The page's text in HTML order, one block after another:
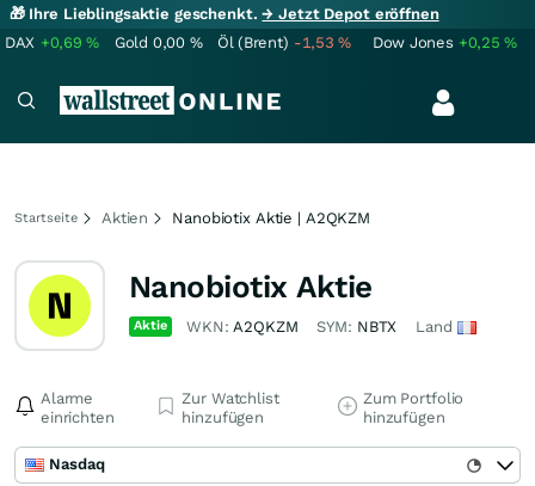
🎁 Ihre Lieblingsaktie geschenkt.→ Jetzt Depot eröffnen
DAX +0,69% Gold 0,00 % Öl (Brent) -1,53% Dow Jones +0,25%
Startseite Aktien Nanobiotix Aktie | A2QKZM
Nanobiotix Aktie
Aktie WKN:A2QKZM SYM: NBTX Land
Alarme
einrichten
Zur Watchlist
hinzufügen
Zum Portfolio
hinzufügen
Nasdaq